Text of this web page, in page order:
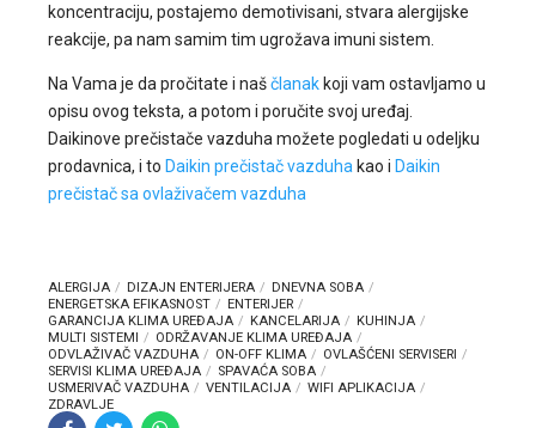
koncentraciju, postajemo demotivisani, stvara alergijske
reakcije, pa nam samim tim ugrožava imuni sistem.
Na Vama je da pročitate i naščlanak koji vam ostavljamo u
opisu ovog teksta, a potom i poručite svoj uređaj.
Daikinove prečistače vazduha možete pogledati u odeljku
prodavnica, i to Daikin prečistač vazduha kao i Daikin
prečistač sa ovlaživačem vazduha
ALERGIJA DIZAJN ENTERIJERA
DNEVNA SOBA
ENERGETSKA EFIKASNOST
ENTERIJER
GARANCIJA KLIMA UREĐAJA
KANCELARIJA
KUHINJA
MULTI SISTEMI
ODRŽAVANJE KLIMA UREĐAJA
ODVLAŽIVAČ VAZDUHA
ON-OFF KLIMA
OVLAŠĆENI SERVISERI
SERVISI KLIMA UREĐAJA
SPAVAĆA SOBA
USMERIVAČ VAZDUHA
VENTILACIJA
WIFI APLIKACIJA
ZDRAVLJE